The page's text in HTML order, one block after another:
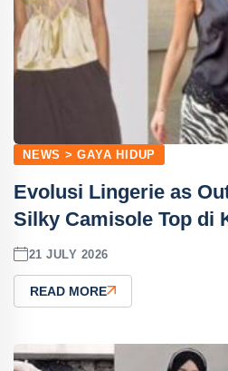
NEWS > GAYA HIDUP
Evolusi Lingerie as
Silky Camisole Top di
21 JULY 2026
READ MORE